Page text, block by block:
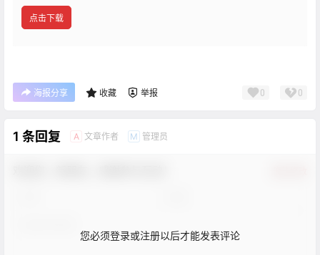
点击下载
海报分享 收藏 举报 0 0
1 条回复 A 文章作者 M 管理员
您必须登录或注册以后才能发表评论